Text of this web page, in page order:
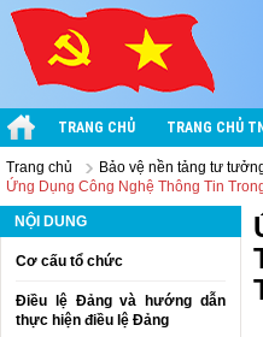
TRANG CHỦ TRANG CHỦ
Trang chủ
Bảo vệ nền tảng tư
Ứng Dụng Công Nghệ Thông Tin
NỘI DUNG
Cơ cấu tổ chức
Điều lệ Đảng và hướng dẫn
thực hiện điều lệ Đảng